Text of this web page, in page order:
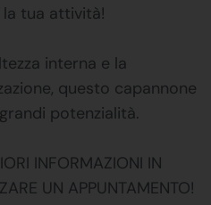
tua attività!
interna e la
questo capannone
potenzialità.
INFORMAZIONI IN
UN APPUNTAMENTO!